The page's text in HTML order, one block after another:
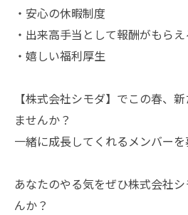
・安心の休暇制度
・出来高手当として報酬がもら
・嬉しい福利厚生
【株式会社シモダ】でこの春、
ませんか？
一緒に成長してくれるメンバー
あなたのやる気をぜひ株式会社
んか？